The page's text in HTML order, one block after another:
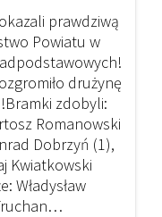
prawdziwą
Powiatu w
drużynę
zdobyli:
Romanowski
Dobrzyń (1),
Kwiatkowski
Władysław